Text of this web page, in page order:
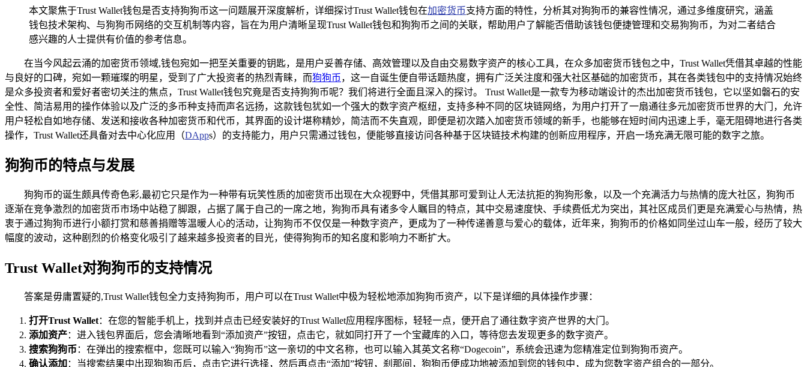
本文聚焦于Trust Wallet钱包是否支持狗狗币这一问题展开深度解析，详细探讨Trust Wallet钱包在加密货币支持方面的特性，分析其对狗狗币的兼容性情况，通过多维度研究，涵盖
钱包技术架构、与狗狗币网络的交互机制等内容，旨在为用户清晰呈现Trust Wallet钱包和狗狗币之间的关联，帮助用户了解能否借助该钱包便捷管理和交易狗狗币，为对二者结合
感兴趣的人士提供有价值的参考信息。
在当今风起云涌的加密货币领域,钱包宛如一把至关重要的钥匙，是用户妥善存储、高效管理以及自由交易数字资产的核心工具，在众多加密货币钱包之中，Trust Wallet凭借其卓越的性能
与良好的口碑，宛如一颗璀璨的明星，受到了广大投资者的热烈青睐，而狗狗币 ，这一自诞生便自带话题热度，拥有广泛关注度和强大社区基础的加密货币，其在各类钱包中的支持情况始终
是众多投资者和爱好者密切关注的焦点，Trust Wallet钱包究竟是否支持狗狗币呢？我们将进行全面且深入的探讨。 Trust Wallet是一款专为移动端设计的杰出加密货币钱包，它以坚如磐石的安
全性、简洁易用的操作体验以及广泛的多币种支持而声名远扬，这款钱包犹如一个强大的数字资产枢纽，支持多种不同的区块链网络，为用户打开了一扇通往多元加密货币世界的大门，允许
用户轻松自如地存储、发送和接收各种加密货币和代币，其界面的设计堪称精妙，简洁而不失直观，即便是初次踏入加密货币领域的新手，也能够在短时间内迅速上手，毫无阻碍地进行各类
操作，Trust Wallet还具备对去中心化应用（DApps）的支持能力，用户只需通过钱包，便能够直接访问各种基于区块链技术构建的创新应用程序，开启一场充满无限可能的数字之旅。
狗狗币的特点与发展
狗狗币的诞生颇具传奇色彩,最初它只是作为一种带有玩笑性质的加密货币出现在大众视野中，凭借其那可爱到让人无法抗拒的狗狗形象，以及一个充满活力与热情的庞大社区，狗狗币
逐渐在竞争激烈的加密货币市场中站稳了脚跟，占据了属于自己的一席之地，狗狗币具有诸多令人瞩目的特点，其中交易速度快、手续费低尤为突出，其社区成员们更是充满爱心与热情，热
衷于通过狗狗币进行小额打赏和慈善捐赠等温暖人心的活动，让狗狗币不仅仅是一种数字资产，更成为了一种传递善意与爱心的载体，近年来，狗狗币的价格如同坐过山车一般，经历了较大
幅度的波动，这种剧烈的价格变化吸引了越来越多投资者的目光，使得狗狗币的知名度和影响力不断扩大。
Trust Wallet对狗狗币的支持情况
答案是毋庸置疑的,Trust Wallet钱包全力支持狗狗币，用户可以在Trust Wallet中极为轻松地添加狗狗币资产，以下是详细的具体操作步骤：
打开Trust Wallet：在您的智能手机上，找到并点击已经安装好的Trust Wallet应用程序图标，轻轻一点，便开启了通往数字资产世界的大门。
添加资产：进入钱包界面后，您会清晰地看到“添加资产”按钮，点击它，就如同打开了一个宝藏库的入口，等待您去发现更多的数字资产。
搜索狗狗币 ：在弹出的搜索框中，您既可以输入“狗狗币”这一亲切的中文名称，也可以输入其英文名称“Dogecoin”，系统会迅速为您精准定位到狗狗币资产。
确认添加 ：当搜索结果中出现狗狗币后，点击它进行选择，然后再点击“添加”按钮，刹那间，狗狗币便成功地被添加到您的钱包中，成为您数字资产组合的一部分。